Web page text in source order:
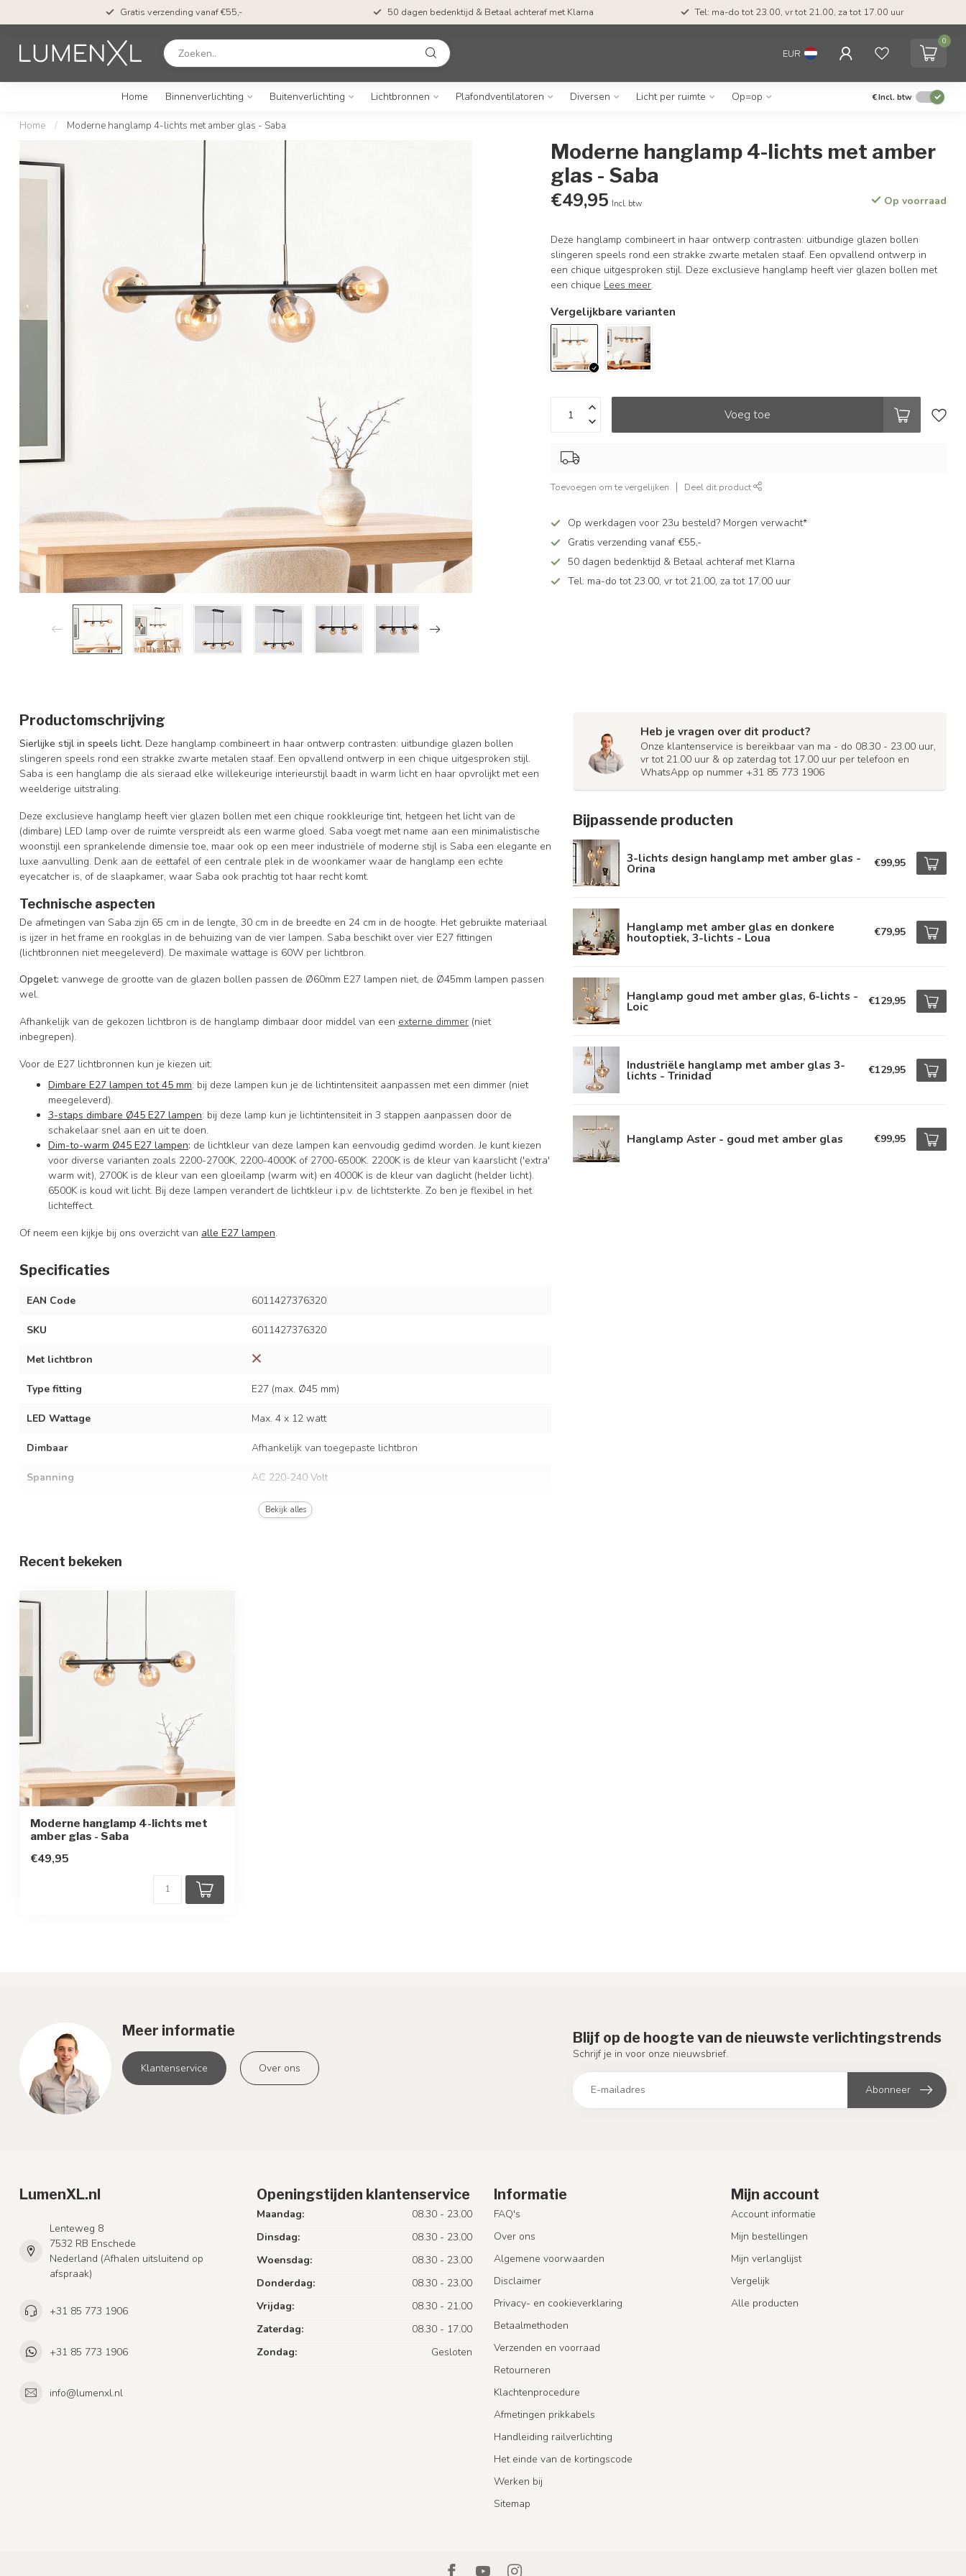
Gratis verzending vanaf €55,- 50 dagen bedenktijd & Betaal achteraf met Klarna Tel: ma-do tot 23.00, vr tot 21.00, za tot 17.00 uur
EUR
0
Home Binnenverlichting Buitenverlichting Lichtbronnen Plafondventilatoren Diversen Licht per ruimte Op=op €Incl. btw
Home / Moderne hanglamp 4-lichts met amber glas - Saba
Moderne hanglamp 4-lichts met amber
glas - Saba
€49,95 Incl. btw Op voorraad
Deze hanglamp combineert in haar ontwerp contrasten: uitbundige glazen bollen
slingeren speels rond een strakke zwarte metalen staaf. Een opvallend ontwerp in
een chique uitgesproken stijl. Deze exclusieve hanglamp heeft vier glazen bollen met
een chique Lees meer.
Vergelijkbare varianten
Voeg toe
Toevoegen om te vergelijken Deel dit product
Op werkdagen voor 23u besteld? Morgen verwacht*
Gratis verzending vanaf €55,-
50 dagen bedenktijd & Betaal achteraf met Klarna
Tel: ma-do tot 23.00, vr tot 21.00, za tot 17.00 uur
Productomschrijving
Sierlijke stijl in speels licht. Deze hanglamp combineert in haar ontwerp contrasten: uitbundige glazen bollen
slingeren speels rond een strakke zwarte metalen staaf. Een opvallend ontwerp in een chique uitgesproken stijl.
Saba is een hanglamp die als sieraad elke willekeurige interieurstijl baadt in warm licht en haar opvrolijkt met een
weelderige uitstraling.
Deze exclusieve hanglamp heeft vier glazen bollen met een chique rookkleurige tint, hetgeen het licht van de
(dimbare) LED lamp over de ruimte verspreidt als een warme gloed. Saba voegt met name aan een minimalistische
woonstijl een sprankelende dimensie toe, maar ook op een meer industriële of moderne stijl is Saba een elegante en
luxe aanvulling. Denk aan de eettafel of een centrale plek in de woonkamer waar de hanglamp een echte
eyecatcher is, of de slaapkamer, waar Saba ook prachtig tot haar recht komt.
Technische aspecten
De afmetingen van Saba zijn 65 cm in de lengte, 30 cm in de breedte en 24 cm in de hoogte. Het gebruikte materiaal
is ijzer in het frame en rookglas in de behuizing van de vier lampen. Saba beschikt over vier E27 fittingen
(lichtbronnen niet meegeleverd). De maximale wattage is 60W per lichtbron.
Opgelet: vanwege de grootte van de glazen bollen passen de Ø60mm E27 lampen niet, de Ø45mm lampen passen
wel.
Afhankelijk van de gekozen lichtbron is de hanglamp dimbaar door middel van een externe dimmer (niet
inbegrepen).
Voor de E27 lichtbronnen kun je kiezen uit:
Dimbare E27 lampen tot 45 mm: bij deze lampen kun je de lichtintensiteit aanpassen met een dimmer (niet
meegeleverd).
3-staps dimbare Ø45 E27 lampen: bij deze lamp kun je lichtintensiteit in 3 stappen aanpassen door de
schakelaar snel aan en uit te doen.
Dim-to-warm Ø45 E27 lampen: de lichtkleur van deze lampen kan eenvoudig gedimd worden. Je kunt kiezen
voor diverse varianten zoals 2200-2700K, 2200-4000K of 2700-6500K. 2200K is de kleur van kaarslicht ('extra'
warm wit), 2700K is de kleur van een gloeilamp (warm wit) en 4000K is de kleur van daglicht (helder licht).
6500K is koud wit licht. Bij deze lampen verandert de lichtkleur i.p.v. de lichtsterkte. Zo ben je flexibel in het
lichteffect.
Of neem een kijkje bij ons overzicht van alle E27 lampen.
Specificaties
EAN Code 6011427376320
SKU 6011427376320
Met lichtbron
Type fitting E27 (max. Ø45 mm)
LED Wattage Max. 4 x 12 watt
Dimbaar Afhankelijk van toegepaste lichtbron
Spanning AC 220-240 Volt
50/60 Hz
Materiaal
In hoogte verstelbaar
Beschermingsgraad
Beschermingsklasse
Bekijk alles
Heb je vragen over dit product?
Onze klantenservice is bereikbaar van ma - do 08.30 - 23.00 uur,
vr tot 21.00 uur & op zaterdag tot 17.00 uur per telefoon en
WhatsApp op nummer +31 85 773 1906
Bijpassende producten
3-lichts design hanglamp met amber glas -
Orina €99,95
Hanglamp met amber glas en donkere
houtoptiek, 3-lichts - Loua €79,95
Hanglamp goud met amber glas, 6-lichts -
Loic €129,95
Industriële hanglamp met amber glas 3-
lichts - Trinidad €129,95
Hanglamp Aster - goud met amber glas €99,95
Recent bekeken
Moderne hanglamp 4-lichts met
amber glas - Saba
€49,95
Meer informatie
Klantenservice Over ons
Blijf op de hoogte van de nieuwste verlichtingstrends
Schrijf je in voor onze nieuwsbrief.
Abonneer
LumenXL.nl
Lenteweg 8
7532 RB Enschede
Nederland (Afhalen uitsluitend op
afspraak)
+31 85 773 1906
+31 85 773 1906
info@lumenxl.nl
Openingstijden klantenservice
Maandag:
08.30 - 23.00
Dinsdag:
08.30 - 23.00
Woensdag:
08.30 - 23.00
Donderdag:
08.30 - 23.00
Vrijdag:
08.30 - 21.00
Zaterdag:
08.30 - 17.00
Zondag:
Gesloten
Informatie
FAQ's
Over ons
Algemene voorwaarden
Disclaimer
Privacy- en cookieverklaring
Betaalmethoden
Verzenden en voorraad
Retourneren
Klachtenprocedure
Afmetingen prikkabels
Handleiding railverlichting
Het einde van de kortingscode
Werken bij
Sitemap
Mijn account
Account informatie
Mijn bestellingen
Mijn verlanglijst
Vergelijk
Alle producten